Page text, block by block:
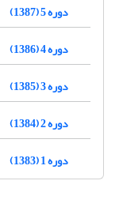
دوره 5 (1387)
دوره 4 (1386)
دوره 3 (1385)
دوره 2 (1384)
دوره 1 (1383)